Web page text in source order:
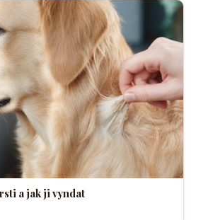
a jak ji vyndat